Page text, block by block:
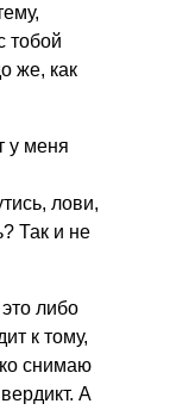
тобой
же, как
у меня
лови,
Так и не
либо
к тому,
снимаю
А